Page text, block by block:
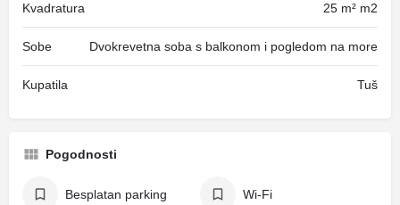
Kvadratura 25 m² m2
Sobe Dvokrevetna soba s balkonom i pogledom na more
Kupatila Tuš
Pogodnosti
Besplatan parking Wi-Fi